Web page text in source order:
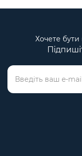
Хочете бути